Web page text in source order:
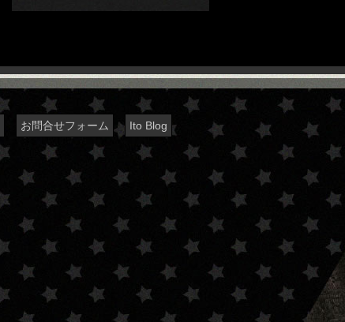
お問合せフォーム Ito Blog